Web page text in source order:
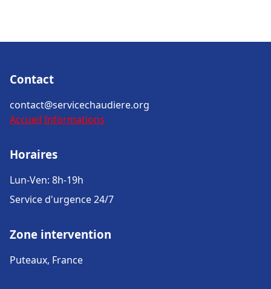
Contact
contact@servicechaudiere.org
Accueil Informations
Horaires
Lun-Ven: 8h-19h
Service d'urgence 24/7
Zone intervention
Puteaux, France